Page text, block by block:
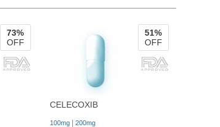
73%
OFF
CELECOXIB
100mg 200mg
51%
OFF